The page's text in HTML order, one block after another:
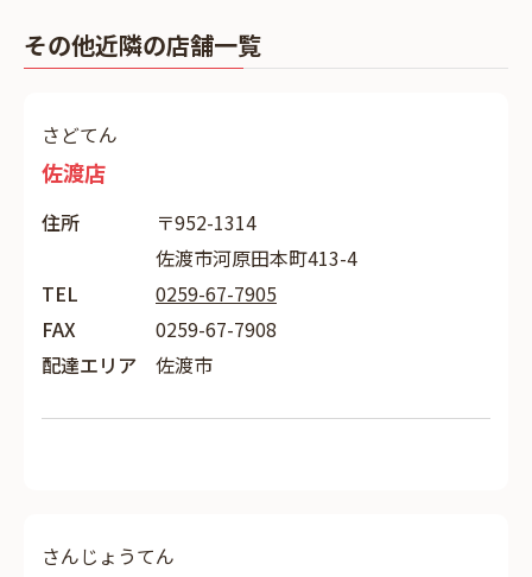
その他近隣の店舗一覧
さどてん
佐渡店
住所
〒952-1314
佐渡市河原田本町413-4
TEL
0259-67-7905
FAX
0259-67-7908
配達エリア
佐渡市
さんじょうてん